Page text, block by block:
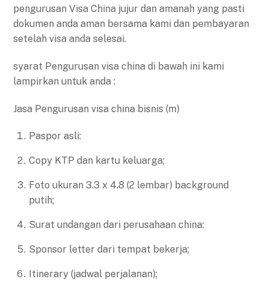
pengurusan Visa China jujur dan amanah yang pasti
dokumen anda aman bersama kami dan pembayaran
setelah visa anda selesai.
syarat Pengurusan visa china di bawah ini kami
lampirkan untuk anda :
Jasa Pengurusan visa china bisnis (m)
Paspor asli:
Copy KTP dan kartu keluarga;
Foto ukuran 3.3 x 4.8 (2 lembar) background
putih;
Surat undangan dari perusahaan china:
Sponsor letter dari tempat bekerja;
Itinerary (jadwal perjalanan);